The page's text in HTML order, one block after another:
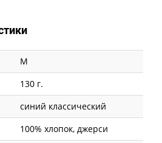
M
130 г.
синий классический
100% хлопок, джерси